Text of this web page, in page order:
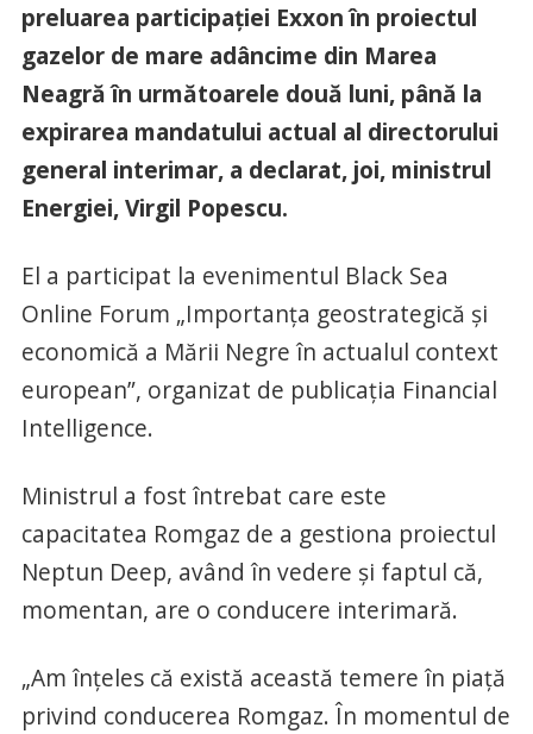
preluarea participaţiei Exxon în proiectul
gazelor de mare adâncime din Marea
Neagră în următoarele două luni, până la
expirarea mandatului actual al directorului
general interimar, a declarat, joi, ministrul
Energiei, Virgil Popescu.
El a participat la evenimentul Black Sea
Online Forum „Importanţa geostrategică şi
economică a Mării Negre în actualul context
european”, organizat de publicaţia Financial
Intelligence.
Ministrul a fost întrebat care este
capacitatea Romgaz de a gestiona proiectul
Neptun Deep, având în vedere şi faptul că,
momentan, are o conducere interimară.
„Am înţeles că există această temere în piaţă
privind conducerea Romgaz. În momentul de